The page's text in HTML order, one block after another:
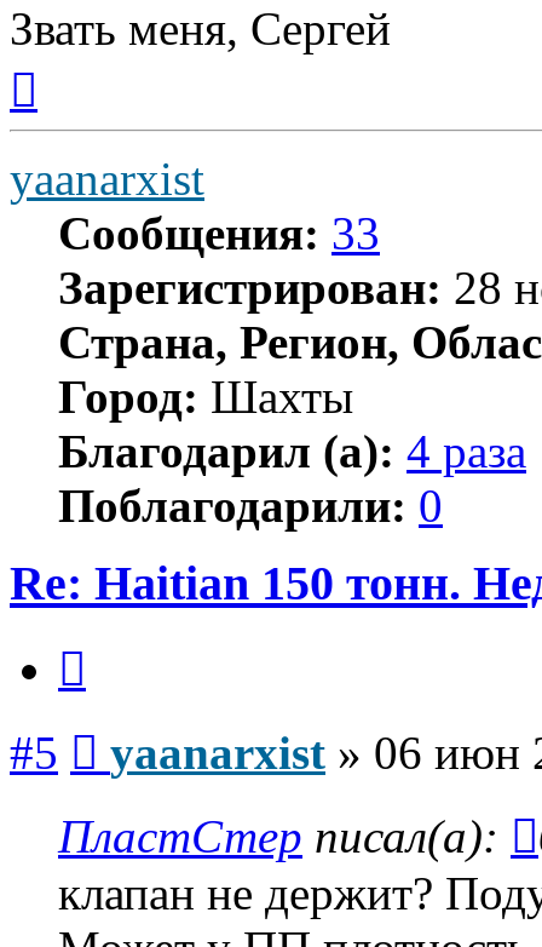
Звать меня, Сергей
началу
yaanarxist
Сообщения: 33
Зарегистрирован: 28
Страна, Регион,
Город: Шахты
Благодарил (а): 4 раза
Поблагодарили: 0
Re: Haitian 150 тонн.
#5 yaanarxist » 06 июн
ПластСтер писал(а):
клапан не держит?